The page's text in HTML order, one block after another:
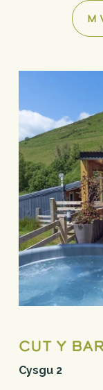
Cut y
Cysgu 2